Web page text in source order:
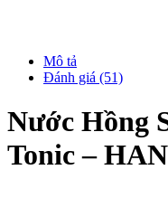
Mô tả
Đánh giá (51)
Nước Hồng
Tonic –